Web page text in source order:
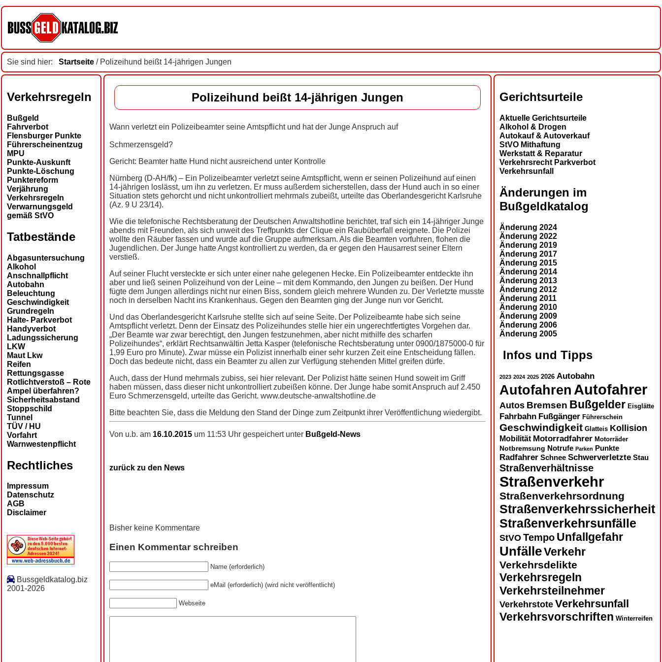
Sie sind hier: Startseite / Polizeihund beißt 14-jährigen Jungen
Verkehrsregeln
Bußgeld
Fahrverbot
Flensburger Punkte
Führerscheinentzug
MPU
Punkte-Auskunft
Punkte-Löschung
Punktereform
Verjährung
Verkehrsregeln
Verwarnungsgeld
gemäß StVO
Tatbestände
Abgasuntersuchung
Alkohol
Anschnallpflicht
Autobahn
Beleuchtung
Geschwindigkeit
Grundregeln
Halte- Parkverbot
Handyverbot
Ladungssicherung
LKW
Maut Lkw
Reifen
Rettungsgasse
Rotlichtverstoß – Rote
Ampel überfahren?
Sicherheitsabstand
Stoppschild
Tunnel
TÜV / HU
Vorfahrt
Warnwestenpflicht
Rechtliches
Impressum
Datenschutz
AGB
Disclaimer
Bussgeldkatalog.biz
2001-2026
Polizeihund beißt 14-jährigen Jungen
Wann verletzt ein Polizeibeamter seine Amtspflicht und hat der Junge Anspruch auf
Schmerzensgeld?
Gericht: Beamter hatte Hund nicht ausreichend unter Kontrolle
Nürnberg (D-AH/fk) – Ein Polizeibeamter verletzt seine Amtspflicht, wenn er seinen Polizeihund auf einen
14-jährigen loslässt, um ihn zu verletzen. Er muss außerdem sicherstellen, dass der Hund auch in so einer
Situation stets gehorcht und nicht unkontrolliert mehrmals zubeißt, urteilte das Oberlandesgericht Karlsruhe
(Az. 9 U 23/14).
Wie die telefonische Rechtsberatung der Deutschen Anwaltshotline berichtet, traf sich ein 14-jähriger Junge
abends mit Freunden, als sich unweit des Treffpunkts der Clique ein Raubüberfall ereignete. Die Polizei
wollte den Räuber fassen und wurde auf die Gruppe aufmerksam. Als die Beamten vorfuhren, flohen die
Jugendlichen. Der Junge hatte Angst kontrolliert zu werden, da er gegen den Hausarrest seiner Eltern
verstieß.
Auf seiner Flucht versteckte er sich unter einer nahe gelegenen Hecke. Ein Polizeibeamter entdeckte ihn
aber und ließ seinen Polizeihund von der Leine – mit dem Kommando, den Jungen zu beißen. Der Hund
fügte dem Jungen allerdings nicht nur einen Biss, sondern gleich mehrere Wunden zu. Der Verletzte musste
noch in derselben Nacht ins Krankenhaus. Gegen den Beamten ging der Junge nun vor Gericht.
Und das Oberlandesgericht Karlsruhe stellte sich auf seine Seite. Der Polizeibeamte habe sich seine
Amtspflicht verletzt. Denn der Einsatz des Polizeihundes stelle hier ein ungerechtfertigtes Vorgehen dar.
„Der Beamte war zwar berechtigt, den Jungen festzunehmen, aber nicht mithilfe des scharfen
Polizeihundes“, erklärt Rechtsanwältin Jetta Kasper (telefonische Rechtsberatung unter 0900/1875000-0 für
1,99 Euro pro Minute). Zwar müsse ein Polizist innerhalb einer sehr kurzen Zeit eine Entscheidung fällen.
Doch das bedeute nicht, dass ein Beamter zu allen zur Verfügung stehenden Mittel greifen dürfe.
Auch, dass der Hund mehrmals zubiss, sei hier relevant. Der Polizist hätte seinen Hund soweit im Griff
haben müssen, dass dieser nicht unkontrolliert zubeißen könne. Der Junge habe somit Anspruch auf 2.450
Euro Schmerzensgeld, urteilte das Gericht. www.deutsche-anwaltshotline.de
Bitte beachten Sie, dass die Meldung den Stand der Dinge zum Zeitpunkt ihrer Veröffentlichung wiedergibt.
Von u.b. am 16.10.2015 um 11:53 Uhr gespeichert unter Bußgeld-News
zurück zu den News
Bisher keine Kommentare
Einen Kommentar schreiben
Name (erforderlich)
eMail (erforderlich) (wird nicht veröffentlicht)
Webseite
Gerichtsurteile
Aktuelle Gerichtsurteile
Alkohol & Drogen
Autokauf & Autoverkauf
StVO Mithaftung
Werkstatt & Reparatur
Verkehrsrecht Parkverbot
Verkehrsunfall
Änderungen im
Bußgeldkatalog
Änderung 2024
Änderung 2022
Änderung 2019
Änderung 2017
Änderung 2015
Änderung 2014
Änderung 2013
Änderung 2012
Änderung 2011
Änderung 2010
Änderung 2009
Änderung 2006
Änderung 2005
Infos und Tipps
2023 2024 2025 2026 Autobahn
Autofahren Autofahrer
Autos Bremsen Bußgelder Eisglätte
Fahrbahn Fußgänger Führerschein
Geschwindigkeit Glatteis Kollision
Mobilität Motorradfahrer Motorräder
Notbremsung Notrufe Parken Punkte
Radfahrer Schnee Schwerverletzte Stau
Straßenverhältnisse
Straßenverkehr
Straßenverkehrsordnung
Straßenverkehrssicherheit
Straßenverkehrsunfälle
StVOTempo Unfallgefahr
UnfälleVerkehr
Verkehrsdelikte
Verkehrsregeln
Verkehrsteilnehmer
Verkehrstote Verkehrsunfall
Verkehrsvorschriften Winterreifen